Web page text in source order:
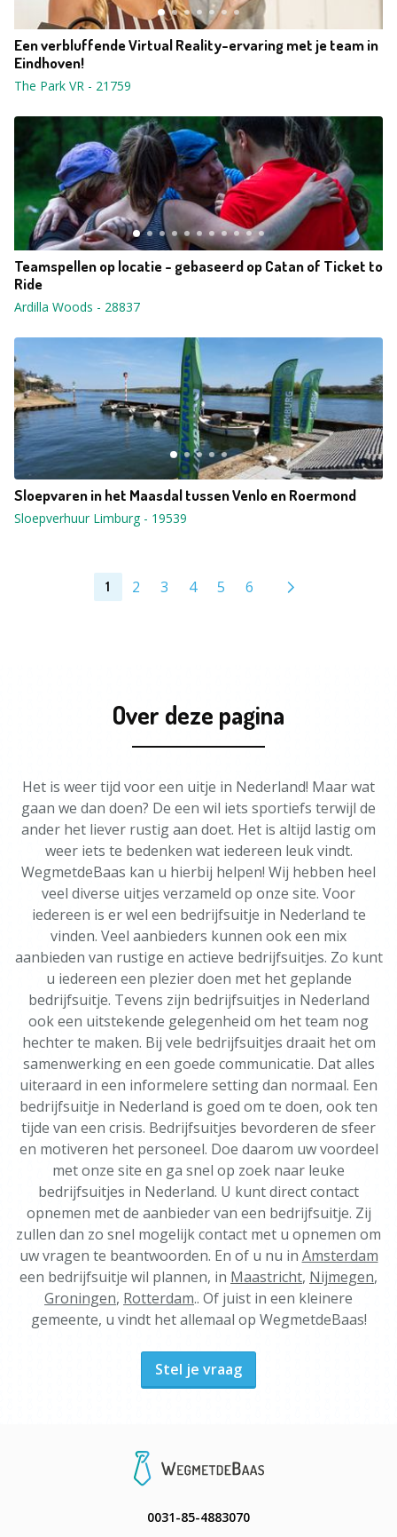
Een verbluffende Virtual Reality-ervaring met je team in
Eindhoven!
The Park VR - 21759
Teamspellen op locatie - gebaseerd op Catan of Ticket to
Ride
Ardilla Woods - 28837
Sloepvaren in het Maasdal tussen Venlo en Roermond
Sloepverhuur Limburg- 19539
1 2 3 4 5 6
Over deze pagina
Het is weer tijd voor een uitje in Nederland! Maar wat
gaan we dan doen? De een wil iets sportiefs terwijl de
ander het liever rustig aan doet. Het is altijd lastig om
weer iets te bedenken wat iedereen leuk vindt.
WegmetdeBaas kan u hierbij helpen! Wij hebben heel
veel diverse uitjes verzameld op onze site. Voor
iedereen is er wel een bedrijfsuitje in Nederland te
vinden. Veel aanbieders kunnen ook een mix
aanbieden van rustige en actieve bedrijfsuitjes. Zo kunt
u iedereen een plezier doen met het geplande
bedrijfsuitje. Tevens zijn bedrijfsuitjes in Nederland
ook een uitstekende gelegenheid om het team nog
hechter te maken. Bij vele bedrijfsuitjes draait het om
samenwerking en een goede communicatie. Dat alles
uiteraard in een informelere setting dan normaal. Een
bedrijfsuitje in Nederland is goed om te doen, ook ten
tijde van een crisis. Bedrijfsuitjes bevorderen de sfeer
en motiveren het personeel. Doe daarom uw voordeel
met onze site en ga snel op zoek naar leuke
bedrijfsuitjes in Nederland. U kunt direct contact
opnemen met de aanbieder van een bedrijfsuitje. Zij
zullen dan zo snel mogelijk contact met u opnemen om
uw vragen te beantwoorden. En of u nu in Amsterdam
een bedrijfsuitje wil plannen, in Maastricht, Nijmegen,
Groningen, Rotterdam.. Of juist in een kleinere
gemeente, u vindt het allemaal op WegmetdeBaas!
Stel je vraag
0031-85-4883070